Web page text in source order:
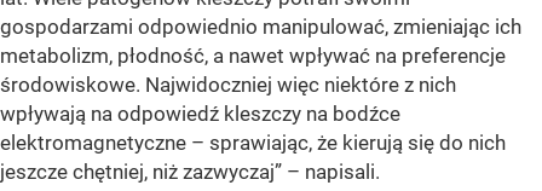
gospodarzami odpowiednio manipulować, zmieniając ich
metabolizm, płodność, a nawet wpływać na preferencje
środowiskowe. Najwidoczniej więc niektóre z nich
wpływają na odpowiedź kleszczy na bodźce
elektromagnetyczne – sprawiając, że kierują się do nich
jeszcze chętniej, niż zazwyczaj” – napisali.